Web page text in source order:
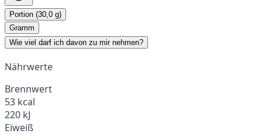
Portion (30,0 g)
Gramm
Wie viel darf ich davon zu mir nehmen?
Nährwerte
Brennwert
53 kcal
220 kJ
Eiweiß